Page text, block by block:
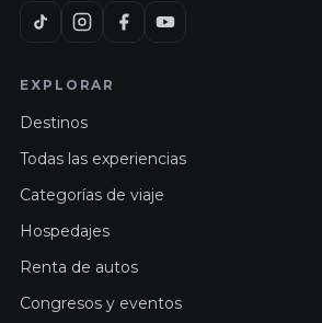
EXPLORAR
Destinos
Todas las experiencias
Categorías de viaje
Hospedajes
Renta de autos
Congresos y eventos